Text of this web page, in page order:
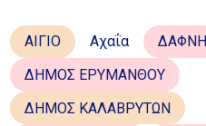
ΑΙΓΙΟ Αχαΐα
ΔΑΦΝΗ
ΔΗΜΟΣ ΕΡΥΜΑΝΘΟΥ
ΔΗΜΟΣ ΚΑΛΑΒΡΥΤΩΝ